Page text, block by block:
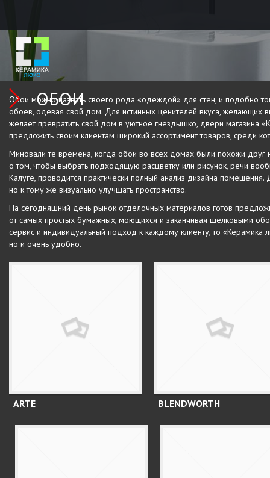
ОБОИ
Обои можно назвать своего рода «одеждой» для стен, и подобно
обоев, одевая свой дом. Для истинных ценителей вкуса, желающих
желает превратить свой дом в уютное гнездышко, двери магазина
предложить своим клиентам широкий ассортимент товаров, среди
Миновали те времена, когда обои во всех домах были похожи
о том, чтобы выбрать подходящую расцветку или рисунок, речи
Калуге, проводится практически полный анализ дизайна
но к тому же визуально улучшать пространство.
На сегодняшний день рынок отделочных материалов готов
от самых простых бумажных, моющихся и заканчивая шелковыми
сервис и индивидуальный подход к каждому клиенту, то «Керамика
но и очень удобно.
ARTE BLENDWORTH